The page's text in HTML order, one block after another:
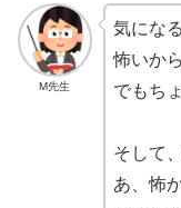
M先生
気にな
怖いか
でもち
そして
あ、怖